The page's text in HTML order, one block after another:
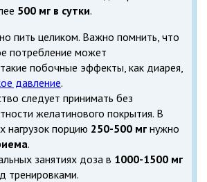
500 мг в сутки.
пить целиком. Важно помнить, что
потребление может
побочные эффекты, как диарея,
давление.
следует принимать без
желатинового покрытия. В
нагрузок порцию 250-500 мг нужно
.
занятиях доза в 1000-1500 мг
тренировками.